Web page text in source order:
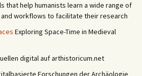
that help humanists learn a wide range of
workflows to facilitate their research
Exploring Space-Time in Medieval
digital auf arthistoricum.net
Forschungen der Archäologie